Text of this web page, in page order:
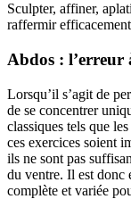
Sculpter, affiner,
raffermir
Abdos : l’erreur
Lorsqu’il s’agit de
de se concentrer
classiques tels que
ces exercices soient
ils ne sont pas
du ventre. Il est donc
complète et variée